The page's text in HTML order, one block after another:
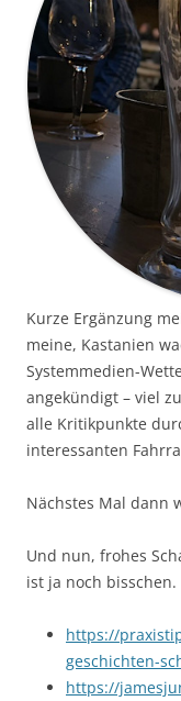
Kurze Ergänzung
meine, Kastanien
Systemmedien-
angekündigt – viel zu
alle Kritikpunkte
interessanten
Nächstes Mal dann
Und nun, frohes
ist ja noch bisschen.
https://
geschichten-
https://